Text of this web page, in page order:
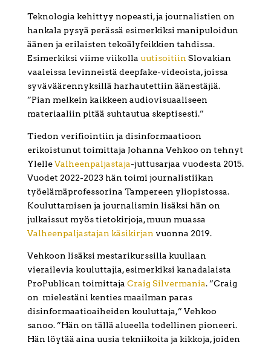
Teknologia kehittyy nopeasti, ja journalistien on
hankala pysyä perässä esimerkiksi manipuloidun
äänen ja erilaisten tekoälyfeikkien tahdissa.
Esimerkiksi viime viikolla uutisoitiin Slovakian
vaaleissa levinneistä deepfake-videoista, joissa
syväväärennyksillä harhautettiin äänestäjiä.
”Pian melkein kaikkeen audiovisuaaliseen
materiaaliin pitää suhtautua skeptisesti.”
Tiedon verifiointiin ja disinformaatioon
erikoistunut toimittaja Johanna Vehkoo on tehnyt
YlelleValheenpaljastaja-juttusarjaa vuodesta 2015.
Vuodet 2022-2023 hän toimi journalistiikan
työelämäprofessorina Tampereen yliopistossa.
Kouluttamisen ja journalismin lisäksi hän on
julkaissut myös tietokirjoja, muun muassa
Valheenpaljastajan käsikirjan vuonna 2019.
Vehkoon lisäksi mestarikurssilla kuullaan
vierailevia kouluttajia, esimerkiksi kanadalaista
ProPublican toimittaja Craig Silvermania. ”Craig
on mielestäni kenties maailman paras
disinformaatioaiheiden kouluttaja,” Vehkoo
sanoo. ”Hän on tällä alueella todellinen pioneeri.
Hän löytää aina uusia tekniikoita ja kikkoja, joiden